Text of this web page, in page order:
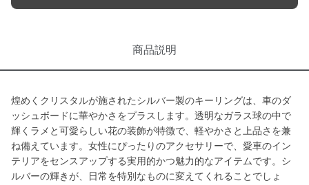
商品説明
煌めくクリスタルが施されたシルバー製のキーリングは、車のダ
ッシュボードに華やかさをプラスします。透明なガラス球の中で
輝くラメと可愛らしい花の装飾が特徴で、軽やかさと上品さを兼
ね備えています。女性にぴったりのアクセサリーで、愛車のイン
テリアをセンスアップする実用的かつ魅力的なアイテムです。シ
ルバーの輝きが、日常を特別なものに変えてくれることでしょ